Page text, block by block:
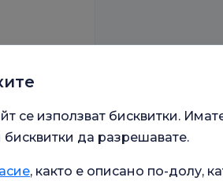
се използват бисквитки.
да разрешавате.
, както е описано по-долу,